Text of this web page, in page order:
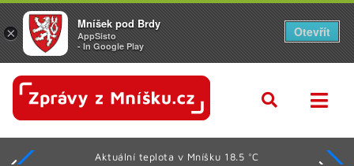
Aktuální teplota v Mníšku 18.5 °C
×
Mníšek pod Brdy
AppSisto
- In Google Play
Otevřít